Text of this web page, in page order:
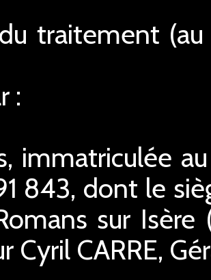
traitement
:
immatriculée
843, dont le
sur Isère
Cyril CARRE,